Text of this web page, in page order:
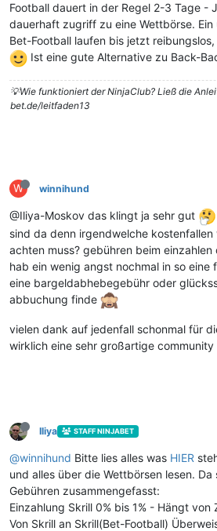
Football dauert in der Regel 2-3 Tage -
dauerhaft zugriff zu eine Wettbörse. Ein
Bet-Football laufen bis jetzt
Ist eine gute Alternative zu Back-
💡Wie funktioniert der NinjaClub? Ließ die
bet.de/leitfaden13
W winnihund
@Iliya-Moskov das klingt ja sehr gut
sind da denn irgendwelche
achten muss? gebühren beim einzahlen
hab ein wenig angst nochmal in so eine
eine bargeldabhebegebühr oder
abbuchung finde
vielen dank auf jedenfall schonmal für
wirklich eine sehr großartige community
Iliya STAFF NINJABET
@winnihund Bitte lies alles was HIER
und alles über die Wettbörsen lesen.
Gebühren zusammengefasst:
Einzahlung Skrill 0% bis 1% - Hängt von
Von Skrill an Skrill(Bet-Football)